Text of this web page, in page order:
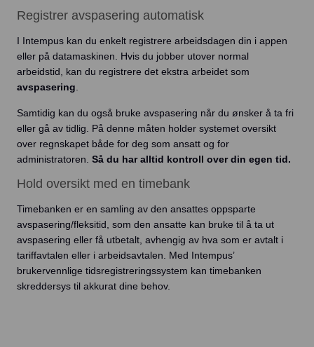
Registrer avspasering automatisk
I Intempus kan du enkelt registrere arbeidsdagen din i appen
eller på datamaskinen. Hvis du jobber utover normal
arbeidstid, kan du registrere det ekstra arbeidet som
avspasering.
Samtidig kan du også bruke avspasering når du ønsker å ta fri
eller gå av tidlig. På denne måten holder systemet oversikt
over regnskapet både for deg som ansatt og for
administratoren. Så du har alltid kontroll over din egen tid.
Hold oversikt med en timebank
Timebanken er en samling av den ansattes oppsparte
avspasering/fleksitid, som den ansatte kan bruke til å ta ut
avspasering eller få utbetalt, avhengig av hva som er avtalt i
tariffavtalen eller i arbeidsavtalen. Med Intempus’
brukervennlige tidsregistreringssystem kan timebanken
skreddersys til akkurat dine behov.